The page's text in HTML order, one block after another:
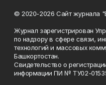
© 2020-2026 Сайт журнала
Журнал зарегистрирован
по надзору в сфере связи,
технологий и массовых
Башкортостан.
Свидетельство о
информации ПИ № ТУ02-